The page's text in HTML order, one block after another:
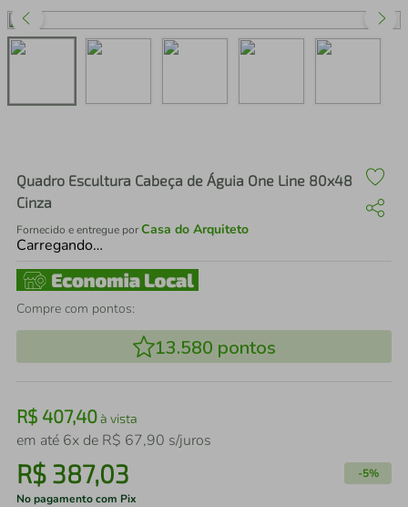
Quadro Escultura Cabeça de Águia One Line 80x48
Cinza
Fornecido e entregue porCasa do Arquiteto
Carregando…
Compre com pontos:
13.580 pontos
R$ 407,40à vista
em até 6x de R$ 67,90 s/juros
R$ 387,03 -5%
No pagamento com Pix
perfume